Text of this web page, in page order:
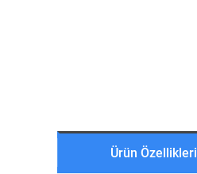
Ürün Özellikleri